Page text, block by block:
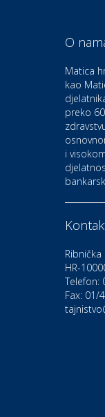
Odmor
Auto-
Moda i
Gastro
Hotel
O
Matica
kao
preko
i
Ribnička
HR-
Telefon:
Fax: 01/